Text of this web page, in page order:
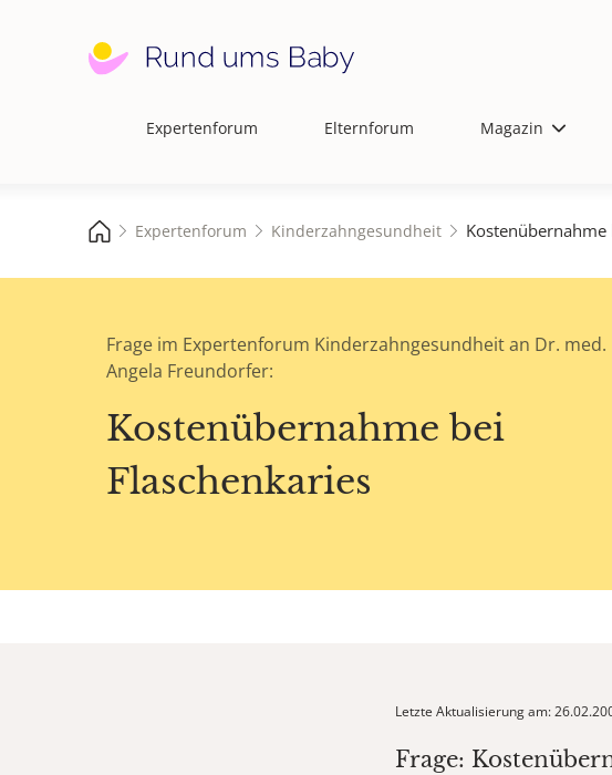
Hauptnavigation
Expertenforum Elternforum Magazin
Expertenforum Kinderzahngesundheit Kostenübernahme
Frage im Expertenforum Kinderzahngesundheit an Dr. med.
Angela Freundorfer:
Kostenübernahme bei
Flaschenkaries
Letzte Aktualisierung am:
Frage: